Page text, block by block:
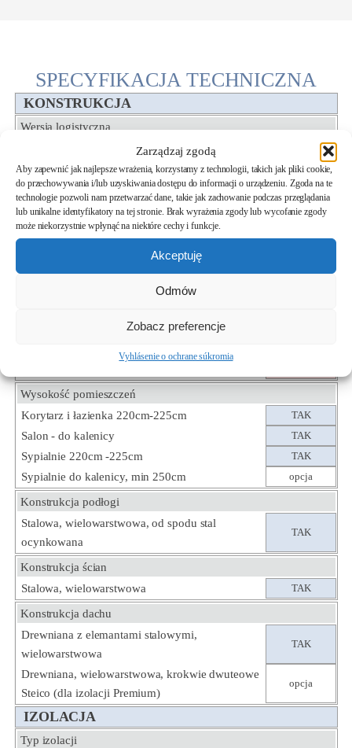
Zarządzaj zgodą
Aby zapewnić jak najlepsze wrażenia, korzystamy z technologii, takich jak pliki cookie,
do przechowywania i/lub uzyskiwania dostępu do informacji o urządzeniu. Zgoda na te
technologie pozwoli nam przetwarzać dane, takie jak zachowanie podczas przeglądania
lub unikalne identyfikatory na tej stronie. Brak wyrażenia zgody lub wycofanie zgody
może niekorzystnie wpłynąć na niektóre cechy i funkcje.
Akceptuję
Odmów
Zobacz preferencje
Vyhlásenie o ochrane súkromia
SPECYFIKACJA TECHNICZNA
KONSTRUKCJA
Wersja logistyczna
Dźwig opcja
Na kołach + dźwig opcja
Modułowość
Ilość modułów konstrukcyjnych
Wysokość pomieszczeń
Korytarz i łazienka 220cm-225cm
TAK
Salon - do kalenicy TAK
Sypialnie 220cm -225cm TAK
Sypialnie do kalenicy, min 250cm opcja
Konstrukcja podłogi
Stalowa, wielowarstwowa, od spodu stal
ocynkowana
TAK
Konstrukcja ścian
Stalowa, wielowarstwowa
TAK
Konstrukcja dachu
Drewniana z elemantami stalowymi,
wielowarstwowa
TAK
Drewniana, wielowarstwowa, krokwie dwuteowe
Steico (dla izolacji Premium)
opcja
IZOLACJA
Typ izolacji